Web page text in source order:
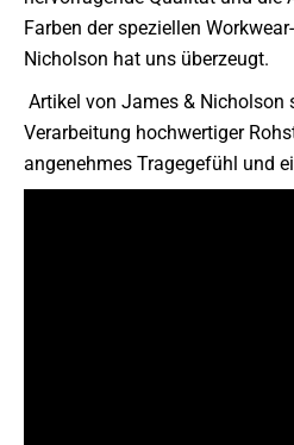
Farben der speziellen
Nicholson hat uns überzeugt.
Artikel von James & Nicholson
Verarbeitung hochwertiger
angenehmes Tragegefühl und